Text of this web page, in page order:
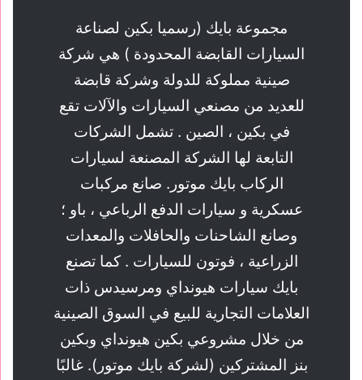
مجموعة بايك (رسميا بكين لصناعة
السيارات القابضة المحدودة ) هي شركة
صينية مملوكة للدولة وشركة قابضة
للعديد من مصنعي السيارات والآلات تقع
في بكين ، الصين . تشمل الشركات
التابعة لها الشركة المصنعة لسيارات
الركاب بايك موتور. صانع مركبات
عسكرية و سيارات الدفع الرباعي ، باو ؛
وصانع الشاحنات والحافلات والمعدات
الزراعية ، فوتون للسيارات . كما تصنع
بايك سيارات هيونداي ومرسيدس ذات
العلامات التجارية للبيع في السوق الصينية
من خلال مشروعي بكين هيونداي وبكين
بنز المشتركين (لشركة بايك موتور). غالبًا